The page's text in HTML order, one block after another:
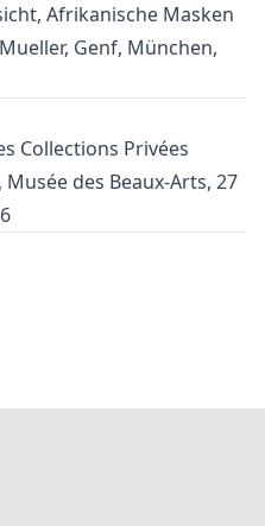
Afrikanische Masken
Genf, München,
Collections Privées
Musée des Beaux-Arts, 27